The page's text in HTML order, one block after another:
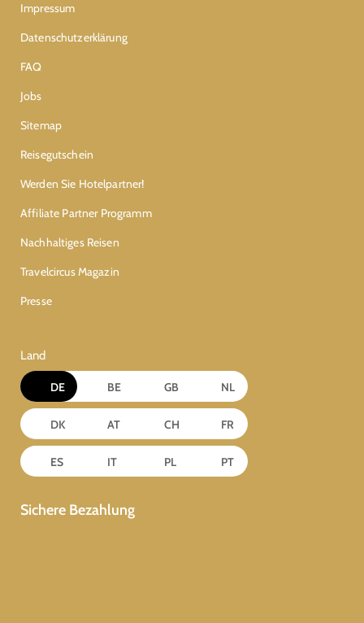
Impressum
Datenschutzerklärung
FAQ
Jobs
Sitemap
Reisegutschein
Werden Sie Hotelpartner!
Affiliate Partner Programm
Nachhaltiges Reisen
Travelcircus Magazin
Presse
Land
DE BE GB NL
DK AT CH FR
ES IT PL PT
Sichere Bezahlung